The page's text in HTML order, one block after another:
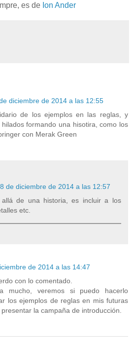
es de Ion Ander
diciembre de 2014 a las 12:55
de los ejemplos en las reglas, y
formando una hisotira, como los
con Merak Green
de diciembre de 2014 a las 12:57
de una historia, es incluir a los
etc.
de 2014 a las 14:47
con lo comentado.
mucho, veremos si puedo hacerlo
los ejemplos de reglas en mis futuras
la campaña de introducción.